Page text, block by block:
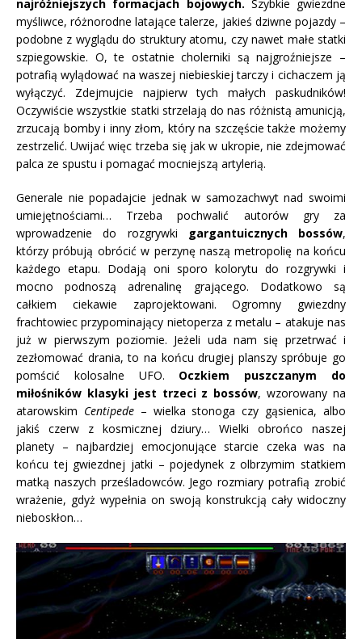
najróżniejszych formacjach bojowych. Szybkie gwiezdne
myśliwce, różnorodne latające talerze, jakieś dziwne pojazdy –
podobne z wyglądu do struktury atomu, czy nawet małe statki
szpiegowskie. O, te ostatnie cholerniki są najgroźniejsze –
potrafią wylądować na waszej niebieskiej tarczy i cichaczem ją
wyłączyć. Zdejmujcie najpierw tych małych paskudników!
Oczywiście wszystkie statki strzelają do nas różnistą amunicją,
zrzucają bomby i inny złom, który na szczęście także możemy
zestrzelić. Uwijać więc trzeba się jak w ukropie, nie zdejmować
palca ze spustu i pomagać mocniejszą artylerią.
Generale nie popadajcie jednak w samozachwyt nad swoimi
umiejętnościami… Trzeba pochwalić autorów gry za
wprowadzenie do rozgrywki gargantuicznych bossów,
którzy próbują obrócić w perzynę naszą metropolię na końcu
każdego etapu. Dodają oni sporo kolorytu do rozgrywki i
mocno podnoszą adrenalinę grającego. Dodatkowo są
całkiem ciekawie zaprojektowani. Ogromny gwiezdny
frachtowiec przypominający nietoperza z metalu – atakuje nas
już w pierwszym poziomie. Jeżeli uda nam się przetrwać i
zezłomować drania, to na końcu drugiej planszy spróbuje go
pomścić kolosalne UFO. Oczkiem puszczanym do
miłośników klasyki jest trzeci z bossów, wzorowany na
atarowskim Centipede– wielka stonoga czy gąsienica, albo
jakiś czerw z kosmicznej dziury… Wielki obrońco naszej
planety – najbardziej emocjonujące starcie czeka was na
końcu tej gwiezdnej jatki – pojedynek z olbrzymim statkiem
matką naszych prześladowców. Jego rozmiary potrafią zrobić
wrażenie, gdyż wypełnia on swoją konstrukcją cały widoczny
nieboskłon…